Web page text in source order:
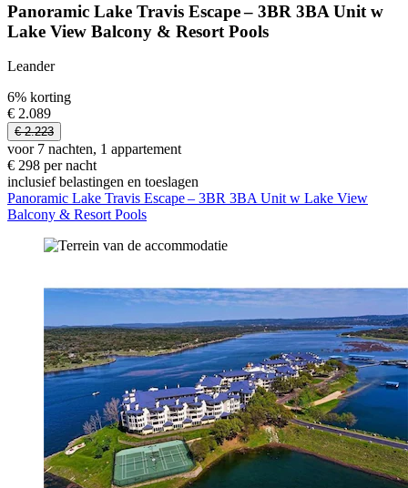
Panoramic Lake Travis Escape – 3BR 3BA Unit w
Lake View Balcony & Resort Pools
Leander
6% korting
€ 2.089
€ 2.223
voor 7 nachten, 1 appartement
€ 298 per nacht
inclusief belastingen en toeslagen
Panoramic Lake Travis Escape – 3BR 3BA Unit w Lake View
Balcony & Resort Pools